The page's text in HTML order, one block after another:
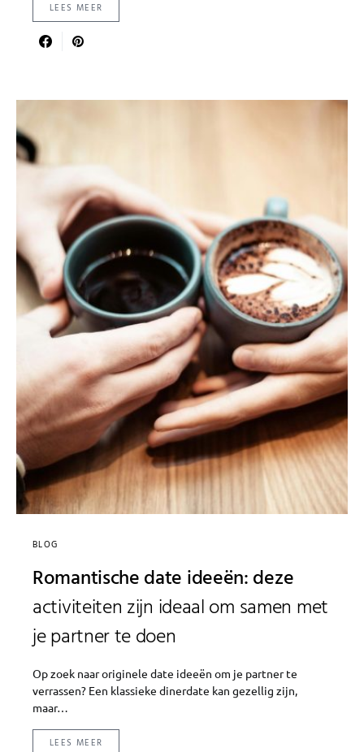
LEES MEER
BLOG
Romantische date ideeën: deze
activiteiten zijn ideaal om samen met
je partner te doen
Op zoek naar originele date ideeën om je partner te
verrassen? Een klassieke dinerdate kan gezellig zijn,
maar…
LEES MEER